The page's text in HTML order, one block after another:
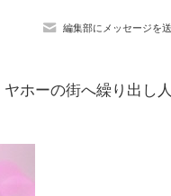
編集部にメッセージを
ホーの街へ繰り出し